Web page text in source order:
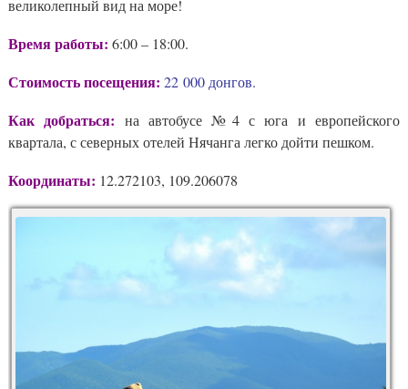
великолепный вид на море!
Время работы: 6:00 – 18:00.
Стоимость посещения: 22 000 донгов.
Как добраться: на автобусе №4 с юга и европейского
квартала, с северных отелей Нячанга легко дойти пешком.
Координаты: 12.272103, 109.206078